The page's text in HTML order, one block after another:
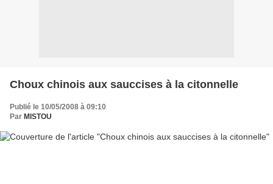
Choux chinois aux sauccises à la citonnelle
Publié le 10/05/2008 à 09:10
Par MISTOU